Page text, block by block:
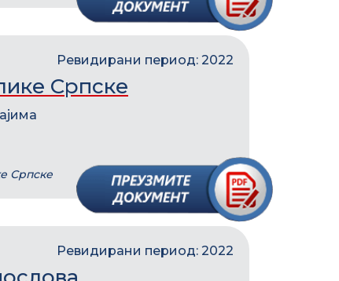
Ревидирани период: 2022
Српске
Српске
Ревидирани период: 2022